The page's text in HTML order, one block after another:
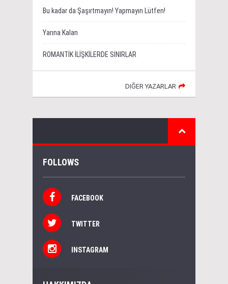
Bu kadar da Şaşırtmayın! Yapmayın Lütfen!
Yarına Kalan
ROMANTİK İLİŞKİLERDE SINIRLAR
DIĞER YAZARLAR
FOLLOWS
FACEBOOK
TWITTER
INSTAGRAM